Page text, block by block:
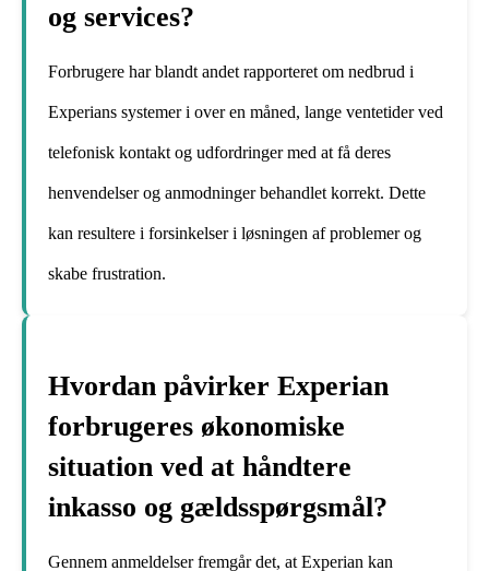
og services?
Forbrugere har blandt andet rapporteret om nedbrud i
Experians systemer i over en måned, lange ventetider ved
telefonisk kontakt og udfordringer med at få deres
henvendelser og anmodninger behandlet korrekt. Dette
kan resultere i forsinkelser i løsningen af problemer og
skabe frustration.
Hvordan påvirker Experian
forbrugeres økonomiske
situation ved at håndtere
inkasso og gældsspørgsmål?
Gennem anmeldelser fremgår det, at Experian kan